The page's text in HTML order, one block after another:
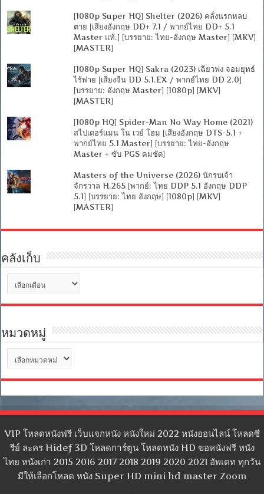
[1080p Super HQ] Shelter (2026) คลั่งนรกหลบ
ตาย [เสียงอังกฤษ DD+ 7.1 / พากย์ไทย DD+ 5.1
Master แท้.] [บรรยาย: ไทย-อังกฤษ Master] [MKV]
[MASTER]
[1080p Super HQ] Sakra (2023) เฉียวฟง จอมยุทธ์
ไร้พ่าย [เสียงจีน DD 5.1.EX / พากย์ไทย DD 2.0]
[บรรยาย: อังกฤษ Master] [1080p] [MKV]
[MASTER]
[1080p HQ] Spider-Man No Way Home (2021)
สไปเดอร์แมน โน เวย์ โฮม [เสียงอังกฤษ DTS-5.1 +
พากย์ไทย 5.1 Master] [บรรยาย: ไทย-อังกฤษ
Master + ซับ PGS คมชัด]
Masters of the Universe (2026) นักรบเจ้า
จักรวาล H.265 [พากย์: ไทย DDP 5.1 อังกฤษ DDP
5.1] [บรรยาย: ไทย อังกฤษ] [1080p] [MKV]
[MASTER]
คลังเก็บ
เก็บ
หมวดหมู่
หมู่
VIP โหลดหนังฟรี เว็บแจกหนัง หนังใหม่ 2022 หนังออนไลน์ โหลดซี
รีย์ ละคร Hidef 3D โหลดการ์ตูน โหลดหนัง HD ขอหนังฟรี หนัง
ไทย หนังเก่า 2015 2016 2017 2018 2019 2020 2021 อัพเดท ทุกวัน
มีให้เลือกโหลด หนัง Super HD mini hd master Zoom